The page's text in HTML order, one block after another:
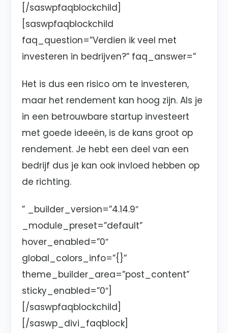
[/saswpfaqblockchild]
[saswpfaqblockchild
faq_question=”Verdien ik veel met
investeren in bedrijven?” faq_answer=”
Het is dus een risico om te investeren,
maar het rendement kan hoog zijn. Als je
in een betrouwbare startup investeert
met goede ideeën, is de kans groot op
rendement. Je hebt een deel van een
bedrijf dus je kan ook invloed hebben op
de richting.
” _builder_version=”4.14.9″
_module_preset=”default”
hover_enabled=”0″
global_colors_info=”{}”
theme_builder_area=”post_content”
sticky_enabled=”0″]
[/saswpfaqblockchild]
[/saswp_divi_faqblock]